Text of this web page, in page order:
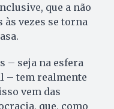
que a não
às vezes se torna
– seja na esfera
– tem realmente
vem das
que, como